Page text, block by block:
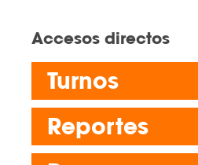
Accesos directos
Turnos
Reportes